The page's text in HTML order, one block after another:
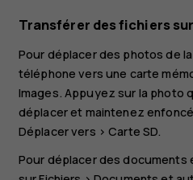
Transférer des fichiers
Pour déplacer des photos de
téléphone vers une carte
Images. Appuyez sur la photo
déplacer et maintenez
Déplacer vers >Carte SD.
Pour déplacer des